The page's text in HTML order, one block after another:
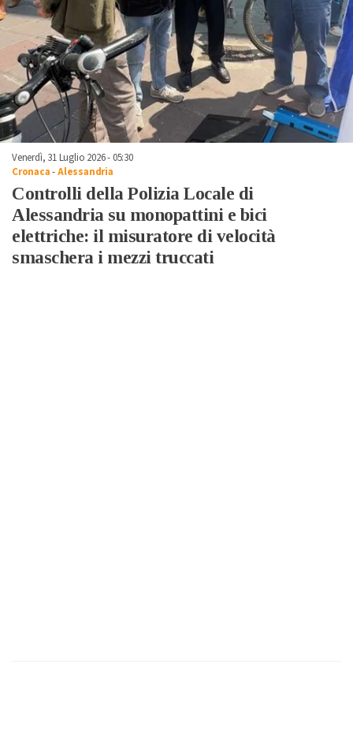
Venerdì, 31 Luglio 2026 - 05:30
Cronaca-Alessandria
Controlli della Polizia Locale di
Alessandria su monopattini e bici
elettriche: il misuratore di velocità
smaschera i mezzi truccati